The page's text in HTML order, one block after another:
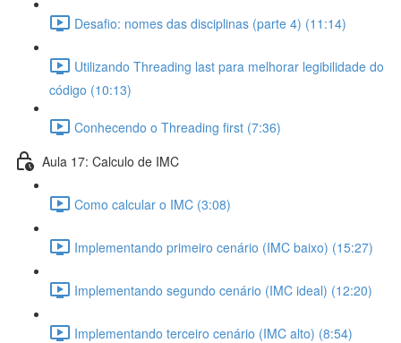
Desafio: nomes das disciplinas (parte 4) (11:14)
Utilizando Threading last para melhorar legibilidade do
código (10:13)
Conhecendo o Threading first (7:36)
Aula 17: Calculo de IMC
Como calcular o IMC (3:08)
Implementando primeiro cenário (IMC baixo) (15:27)
Implementando segundo cenário (IMC ideal) (12:20)
Implementando terceiro cenário (IMC alto) (8:54)